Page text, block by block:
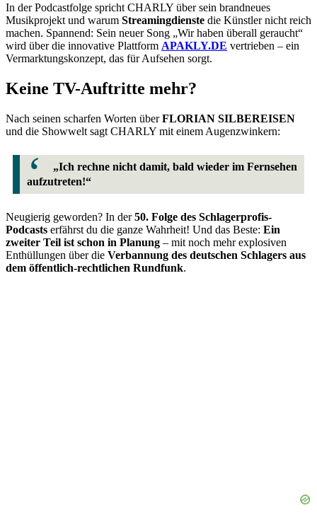
In der Podcastfolge spricht CHARLY über sein brandneues
Musikprojekt und warum Streamingdienste die Künstler nicht reich
machen. Spannend: Sein neuer Song „Wir haben überall geraucht“
wird über die innovative Plattform APAKLY.DE vertrieben – ein
Vermarktungskonzept, das für Aufsehen sorgt.
Keine TV-Auftritte mehr?
Nach seinen scharfen Worten überFLORIAN SILBEREISEN
und die Showwelt sagt CHARLY mit einem Augenzwinkern:
„Ich rechne nicht damit, bald wieder im Fernsehen
aufzutreten!“
Neugierig geworden? In der50. Folge des Schlagerprofis-
Podcasts erfährst du die ganze Wahrheit! Und das Beste: Ein
zweiter Teil ist schon in Planung – mit noch mehr explosiven
Enthüllungen über die Verbannung des deutschen Schlagers aus
dem öffentlich-rechtlichen Rundfunk.